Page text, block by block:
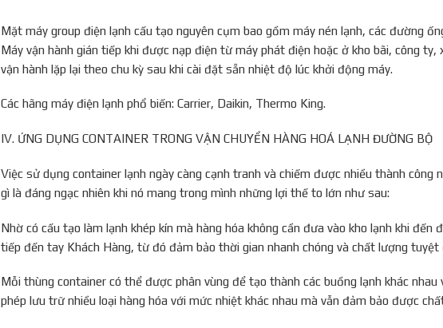
Mặt máy group điện lạnh cấu tạo nguyên cụm bao gồm máy nén lạnh, các đường
Máy vận hành gián tiếp khi được nạp điện từ máy phát điện hoặc ở kho bãi, công
vận hành lặp lại theo chu kỳ sau khi cài đặt sẵn nhiệt độ lúc khởi động máy.
Các hãng máy điện lạnh phổ biến: Carrier, Daikin, Thermo King.
IV. ỨNG DỤNG CONTAINER TRONG VẬN CHUYỂN HÀNG HOÁ LẠNH ĐƯỜNG BỘ
Việc sử dụng container lạnh ngày càng cạnh tranh và chiếm được nhiều thành công
gì là đáng ngạc nhiên khi nó mang trong mình những lợi thế to lớn như sau:
Nhờ có cấu tạo làm lạnh khép kín mà hàng hóa không cần đưa vào kho lạnh khi
tiếp đến tay Khách Hàng, từ đó đảm bảo thời gian nhanh chóng và chất lượng tuyệt
Mỗi thùng container có thể được phân vùng để tạo thành các buồng lạnh khác
phép lưu trữ nhiều loại hàng hóa với mức nhiệt khác nhau mà vẫn đảm bảo được